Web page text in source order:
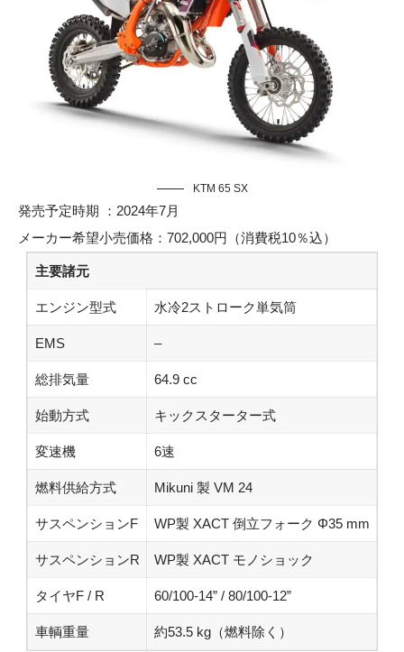
KTM 65 SX
発売予定時期 ：2024年7月
メーカー希望小売価格：702,000円（消費税10％込）
主要諸元
エンジン型式 水冷2ストローク単気筒
EMS –
総排気量 64.9 cc
始動方式 キックスターター式
変速機 6速
燃料供給方式 Mikuni 製 VM 24
サスペンションF WP製 XACT 倒立フォーク Φ35 mm
サスペンションR WP製 XACT モノショック
タイヤF / R 60/100-14” / 80/100-12”
車輌重量 約53.5 kg（燃料除く）